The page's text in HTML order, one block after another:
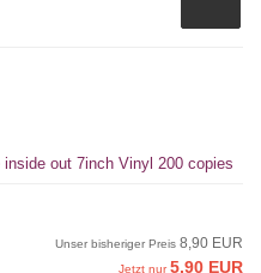
out 7inch Vinyl 200 copies
Unser bisheriger Preis 8,90 EUR
Jetzt nur5,90 EUR